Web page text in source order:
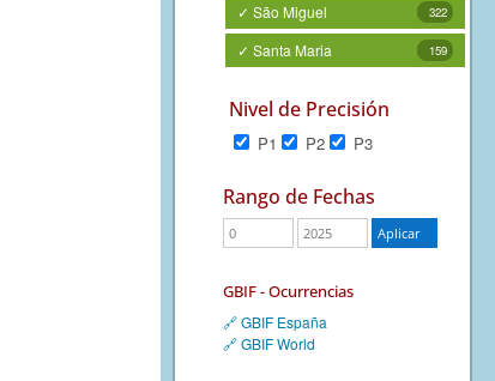
✓ São Miguel 322
✓ Santa Maria 159
Nivel de Precisión
P1 P2 P3
Rango de Fechas
GBIF - Ocurrencias
🔗 GBIF España
🔗 GBIF World